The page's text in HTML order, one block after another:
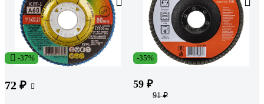
-37%
72 ₽
-35%
59 ₽
91 ₽